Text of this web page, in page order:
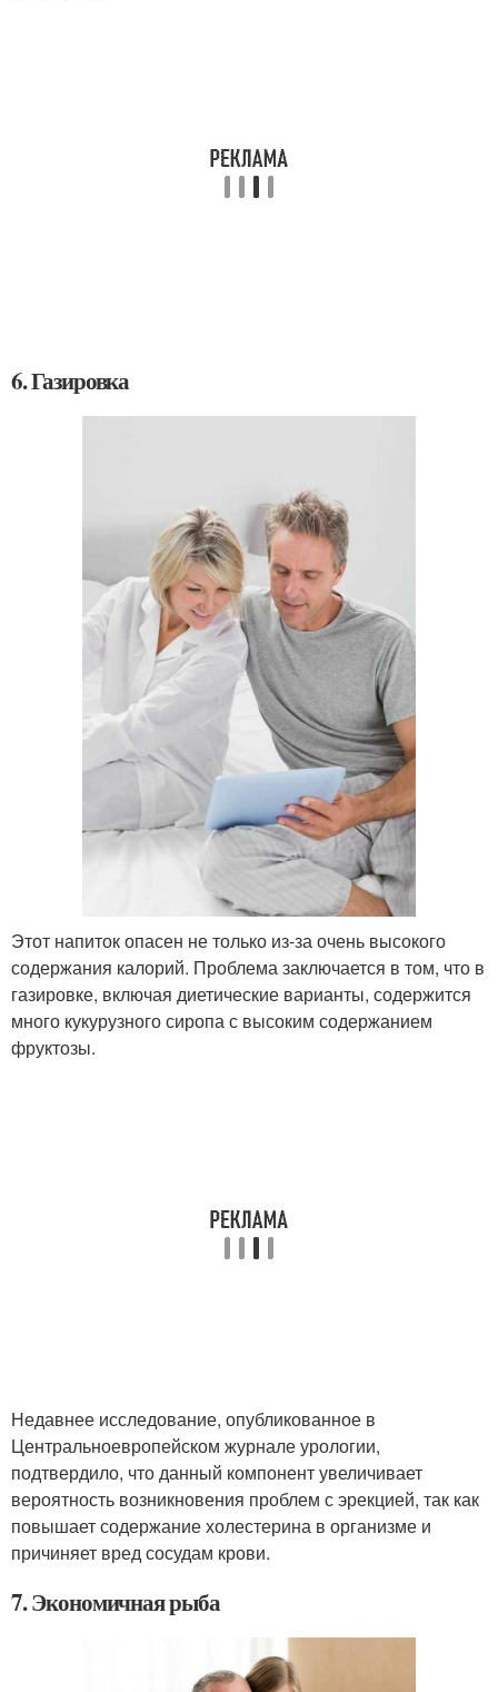
6. Газировка
Этот напиток опасен не только из-за очень высокого
содержания калорий. Проблема заключается в том, что в
газировке, включая диетические варианты, содержится
много кукурузного сиропа с высоким содержанием
фруктозы.
Недавнее исследование, опубликованное в
Центральноевропейском журнале урологии,
подтвердило, что данный компонент увеличивает
вероятность возникновения проблем с эрекцией, так как
повышает содержание холестерина в организме и
причиняет вред сосудам крови.
7. Экономичная рыба